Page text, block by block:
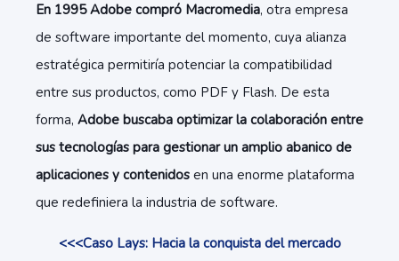
En 1995 Adobe compró Macromedia, otra empresa
de software importante del momento, cuya alianza
estratégica permitiría potenciar la compatibilidad
entre sus productos, como PDF y Flash. De esta
forma, Adobe buscaba optimizar la colaboración entre
sus tecnologías para gestionar un amplio abanico de
aplicaciones y contenidos en una enorme plataforma
que redefiniera la industria de software.
<<<Caso Lays: Hacia la conquista del mercado